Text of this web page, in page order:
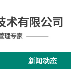
新闻动态